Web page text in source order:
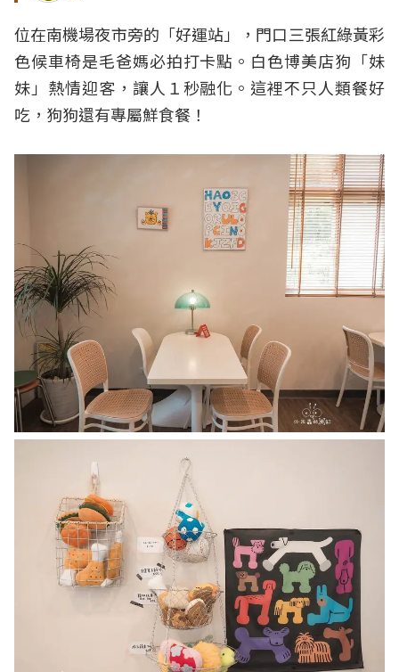
位在南機場夜市旁的「好運站」，門口三張紅綠黃彩
色候車椅是毛爸媽必拍打卡點。白色博美店狗「妹
妹」熱情迎客，讓人１秒融化。這裡不只人類餐好
吃，狗狗還有專屬鮮食餐！